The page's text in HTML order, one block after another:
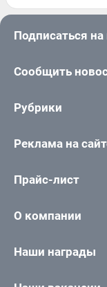
Подписаться на
Сообщить
Рубрики
Реклама на
Прайс-лист
О компании
Наши награды